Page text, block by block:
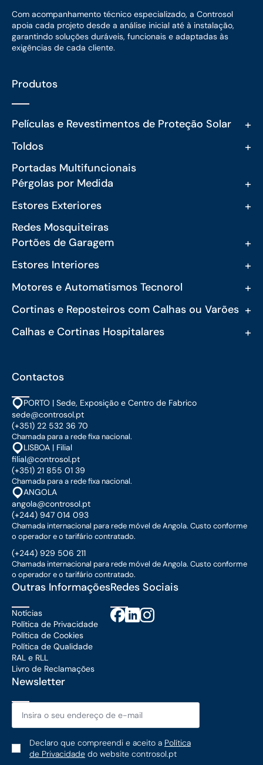
Com acompanhamento técnico especializado, a Controsol
apoia cada projeto desde a análise inicial até à instalação,
garantindo soluções duráveis, funcionais e adaptadas às
exigências de cada cliente.
Produtos
Películas e Revestimentos de Proteção Solar +
Toldos +
Portadas Multifuncionais
Pérgolas por Medida
+
Estores Exteriores +
Redes Mosquiteiras
Portões de Garagem
+
Estores Interiores +
Motores e Automatismos Tecnorol +
Cortinas e Reposteiros com Calhas ou Varões +
Calhas e Cortinas Hospitalares +
Contactos
PORTO | Sede, Exposição e Centro de Fabrico
sede@controsol.pt
(+351) 22 532 36 70
Chamada para a rede fixa nacional.
LISBOA | Filial
filial@controsol.pt
(+351) 21 855 01 39
Chamada para a rede fixa nacional.
ANGOLA
angola@controsol.pt
(+244) 947 014 093
Chamada internacional para rede móvel de Angola. Custo conforme
o operador e o tarifário contratado.
(+244) 929 506 211
Chamada internacional para rede móvel de Angola. Custo conforme
o operador e o tarifário contratado.
Outras Informações
Notícias
Política de Privacidade
Política de Cookies
Política de Qualidade
RAL e RLL
Livro de Reclamações
Redes Sociais
Newsletter
Email
Política
de
Declaro que compreendi e aceito a Política
de Privacidade do website controsol.pt